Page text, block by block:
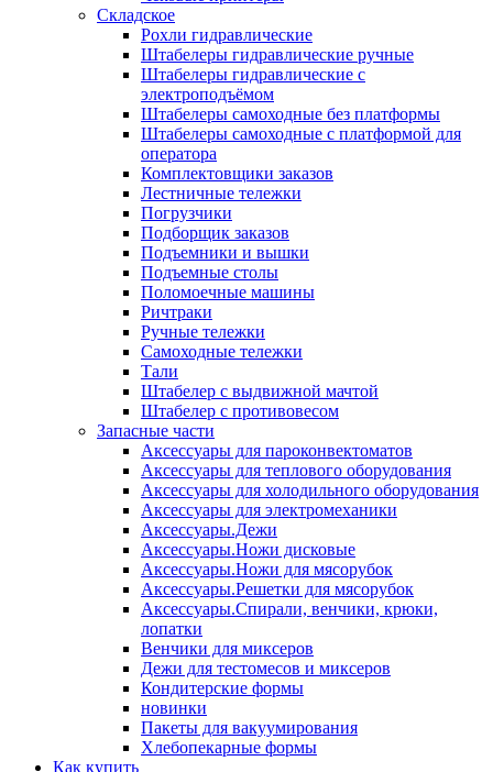
Складское
Рохли гидравлические
Штабелеры гидравлические ручные
Штабелеры гидравлические с
электроподъёмом
Штабелеры самоходные без платформы
Штабелеры самоходные с платформой для
оператора
Комплектовщики заказов
Лестничные тележки
Погрузчики
Подборщик заказов
Подъемники и вышки
Подъемные столы
Поломоечные машины
Ричтраки
Ручные тележки
Самоходные тележки
Тали
Штабелер с выдвижной мачтой
Штабелер с противовесом
Запасные части
Аксессуары для пароконвектоматов
Аксессуары для теплового оборудования
Аксессуары для холодильного оборудования
Аксессуары для электромеханики
Аксессуары.Дежи
Аксессуары.Ножи дисковые
Аксессуары.Ножи для мясорубок
Аксессуары.Решетки для мясорубок
Аксессуары.Спирали, венчики, крюки,
лопатки
Венчики для миксеров
Дежи для тестомесов и миксеров
Кондитерские формы
новинки
Пакеты для вакуумирования
Хлебопекарные формы
Как купить